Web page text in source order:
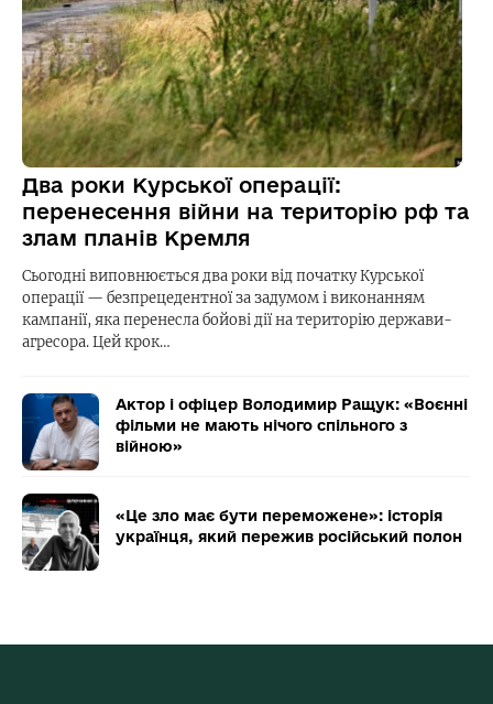
Два роки Курської операції:
перенесення війни на територію рф та
злам планів Кремля
Сьогодні виповнюється два роки від початку Курської
операції — безпрецедентної за задумом і виконанням
кампанії, яка перенесла бойові дії на територію держави-
агресора. Цей крок…
Актор і офіцер Володимир Ращук: «Воєнні
фільми не мають нічого спільного з
війною»
«Це зло має бути переможене»: історія
українця, який пережив російський полон